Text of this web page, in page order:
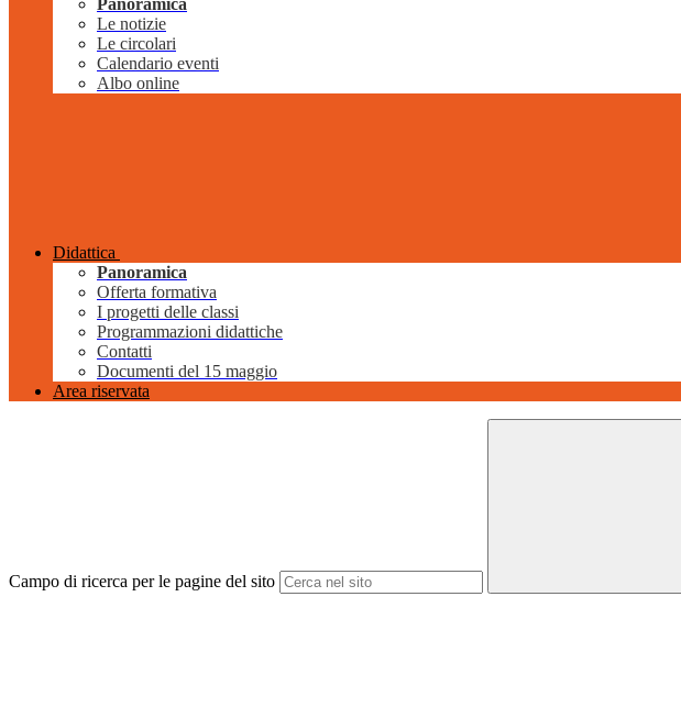
Panoramica
Le notizie
Le circolari
Calendario eventi
Albo online
Didattica
Panoramica
Offerta formativa
I progetti delle classi
Programmazioni didattiche
Contatti
Documenti del 15 maggio
Area riservata
Campo di ricerca per le pagine del sito